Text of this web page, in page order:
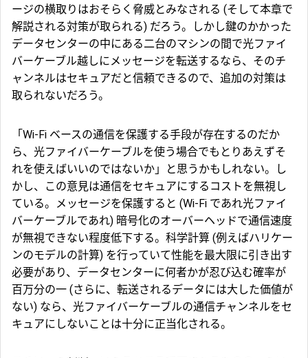
ージの横取りはおそらく脅威とみなされる (そして本章で
解説される対策が取られる) だろう。しかし鍵のかかった
データセンターの中にある二台のマシンの間で光ファイ
バーケーブル越しにメッセージを転送するなら、そのチ
ャンネルはセキュアだと信頼できるので、追加の対策は
取られないだろう。
「Wi-Fi ベースの通信を保護する手段が存在するのだか
ら、光ファイバーケーブルを使う場合でもとりあえずそ
れを使えばいいのではないか」と思うかもしれない。し
かし、この意見は通信をセキュアにするコストを無視し
ている。メッセージを保護すると (Wi-Fi であれ光ファイ
バーケーブルであれ) 暗号化のオーバーヘッドで通信速度
が無視できない程度低下する。科学計算 (例えばハリケー
ンのモデルの計算) を行っていて性能を最大限に引き出す
必要があり、データセンターに何者かが忍び込む確率が
百万分の一 (さらに、転送されるデータには大した価値が
ない) なら、光ファイバーケーブルの通信チャンネルをセ
キュアにしないことは十分に正当化される。